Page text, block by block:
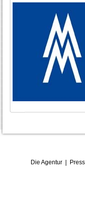
Die Agentur|